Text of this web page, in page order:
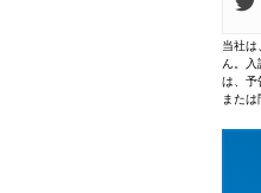
当社
ん。
は、予
また